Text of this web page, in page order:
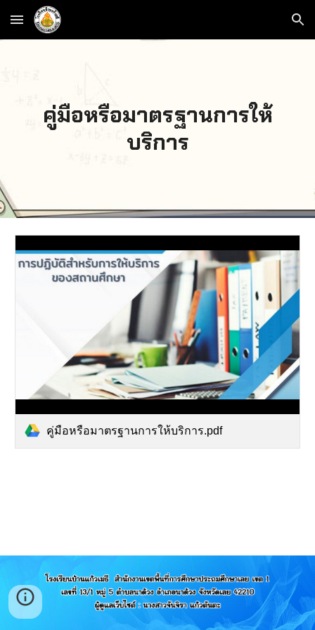
Skip to main content Skip to navigation
คู่มือหรือมาตรฐานการให้
บริการ
คู่มือหรือมาตรฐานการให้บริการ.pdf